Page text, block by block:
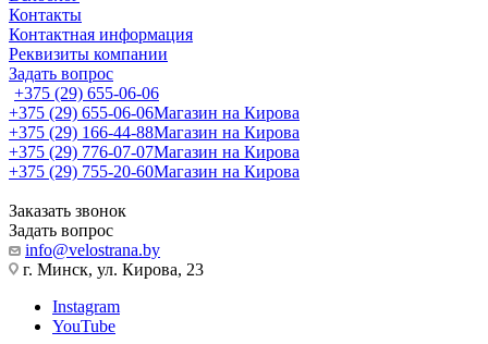
Контакты
Контактная информация
Реквизиты компании
Задать вопрос
+375 (29) 655-06-06
+375 (29) 655-06-06Магазин на Кирова
+375 (29) 166-44-88Магазин на Кирова
+375 (29) 776-07-07Магазин на Кирова
+375 (29) 755-20-60Магазин на Кирова
Заказать звонок
Задать вопрос
info@velostrana.by
г. Минск, ул. Кирова, 23
Instagram
YouTube